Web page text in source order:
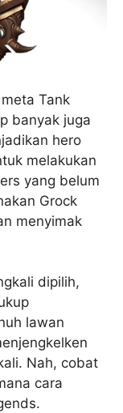
Tank
banyak juga
hero
melakukan
yang belum
Grock
menyimak
dipilih,
lawan
Nah, cobat
cara